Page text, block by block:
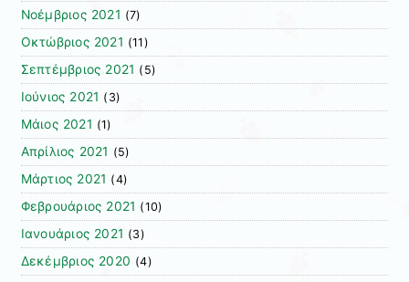
Νοέμβριος 2021 (7)
Οκτώβριος 2021 (11)
Σεπτέμβριος 2021 (5)
Ιούνιος 2021 (3)
Μάιος 2021 (1)
Απρίλιος 2021 (5)
Μάρτιος 2021 (4)
Φεβρουάριος 2021 (10)
Ιανουάριος 2021 (3)
Δεκέμβριος 2020 (4)